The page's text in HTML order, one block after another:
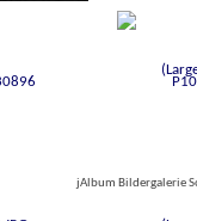
jAlbum Bildergalerie